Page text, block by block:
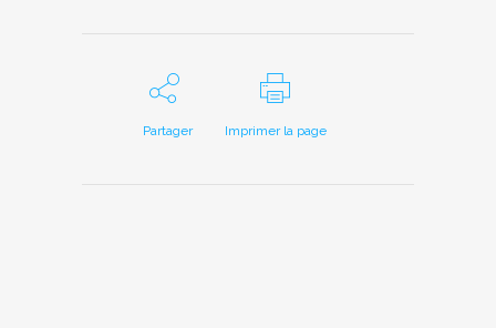
Partager Imprimer la page